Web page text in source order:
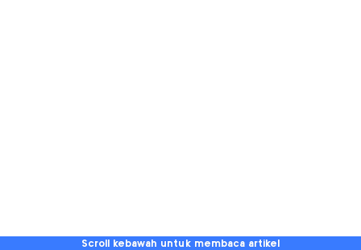
Scroll kebawah untuk membaca artikel